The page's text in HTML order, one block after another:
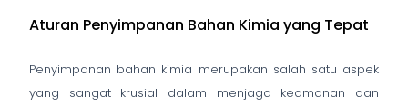
Aturan Penyimpanan Bahan Kimia yang Tepat
Penyimpanan bahan kimia merupakan salah satu aspek
yang sangat krusial dalam menjaga keamanan dan